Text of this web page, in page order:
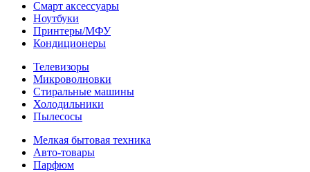
Смарт аксессуары
Ноутбуки
Принтеры/МФУ
Кондиционеры
Телевизоры
Микроволновки
Стиральные машины
Холодильники
Пылесосы
Мелкая бытовая техника
Авто-товары
Парфюм